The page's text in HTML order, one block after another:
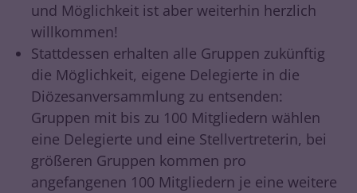
und Möglichkeit ist aber weiterhin herzlich
willkommen!
Stattdessen erhalten alle Gruppen zukünftig
die Möglichkeit, eigene Delegierte in die
Diözesanversammlung zu entsenden:
Gruppen mit bis zu 100 Mitgliedern wählen
eine Delegierte und eine Stellvertreterin, bei
größeren Gruppen kommen pro
angefangenen 100 Mitgliedern je eine weitere